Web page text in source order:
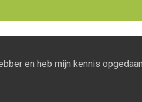
en heb mijn kennis